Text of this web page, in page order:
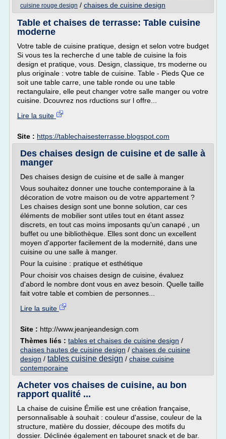
cuisine rouge design / chaises de cuisine design
Table et chaises de terrasse: Table cuisine
moderne
Votre table de cuisine pratique, design et selon votre budget
Si vous tes la recherche d une table de cuisine la fois
design et pratique, vous. Design, classique, trs moderne ou
plus originale : votre table de cuisine. Table - Pieds Que ce
soit une table carre, une table ronde ou une table
rectangulaire, elle peut changer votre salle manger ou votre
cuisine. Dcouvrez nos rductions sur l offre...
Lire la suite
Site : https://tablechaisesterrasse.blogspot.com
Des chaises design de cuisine et de salle à
manger
Des chaises design de cuisine et de salle à manger
Vous souhaitez donner une touche contemporaine à la
décoration de votre maison ou de votre appartement ?
Les chaises design sont une bonne solution, car ces
éléments de mobilier sont utiles tout en étant assez
discrets, en tout cas moins imposants qu'un canapé , un
buffet ou une bibliothèque. Elles sont donc un excellent
moyen d'apporter facilement de la modernité, dans une
cuisine ou une salle à manger.
Pour la cuisine : pratique et esthétique
Pour choisir vos chaises design de cuisine, évaluez
d'abord le nombre dont vous en avez besoin. Quelle taille
fait votre table et combien de personnes...
Lire la suite
Site : http://www.jeanjeandesign.com
Thèmes liés : tables et chaises de cuisine design /
chaises hautes de cuisine design / chaises de cuisine
design / tables cuisine design / chaise cuisine
contemporaine
Acheter vos chaises de cuisine, au bon
rapport qualité ...
La chaise de cuisine Émilie est une création française,
personnalisable à souhait : couleur d'assise, couleur de la
structure, matière du dossier, découpe des motifs du
dossier. Déclinée également en tabouret snack et de bar.